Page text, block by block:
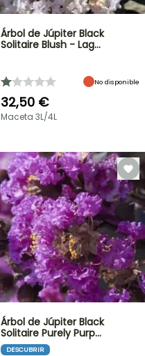
Árbol de Júpiter Black
Solitaire Blush - Lag…
No disponible
32,50 €
Maceta 3L/4L
Árbol de Júpiter Black
Solitaire Purely Purp…
DESCUBRIR